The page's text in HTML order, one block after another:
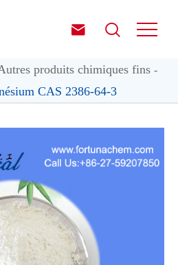
 
produits chimiques fins
CAS 2386-64-3